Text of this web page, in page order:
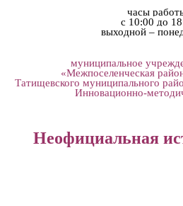
часы
с 10:00 до
выходной –
муниципальное
«Межпоселенческая
Татищевского муниципального
Инновационно-
Неофициальная